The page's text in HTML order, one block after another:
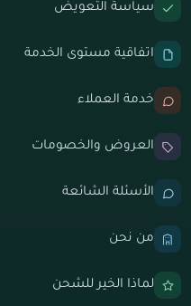
سياسة التعويض
اتفاقية مستوى الخدمة
خدمة العملاء
العروض والخصومات
الأسئلة الشائعة
من نحن
لماذا الخير للشحن